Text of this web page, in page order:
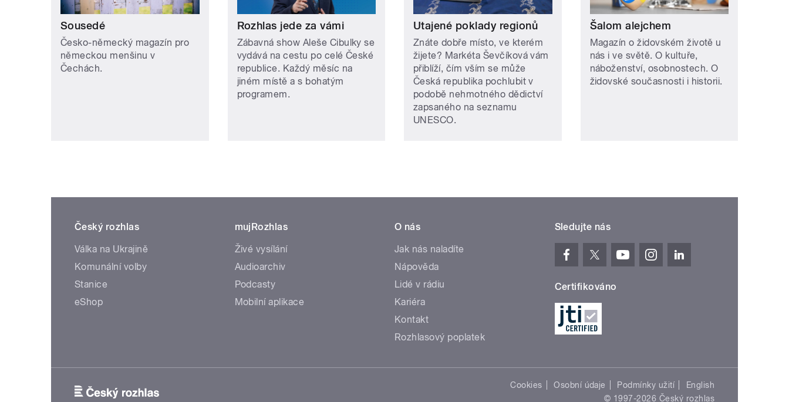
Sousedé
Česko-německý magazín pro
německou menšinu v
Čechách.
Rozhlas jede za vámi
Zábavná show Aleše Cibulky se
vydává na cestu po celé České
republice. Každý měsíc na
jiném místě a s bohatým
programem.
Utajené poklady regionů
Znáte dobře místo, ve kterém
žijete? Markéta Ševčíková vám
přiblíží, čím vším se může
Česká republika pochlubit v
podobě nehmotného dědictví
zapsaného na seznamu
UNESCO.
Šalom alejchem
Magazín o židovském životě u
nás i ve světě. O kultuře,
náboženství, osobnostech. O
židovské současnosti i historii.
Český rozhlas
Válka na Ukrajině
Komunální volby
Stanice
eShop
mujRozhlas
Živé vysílání
Audioarchiv
Podcasty
Mobilní aplikace
O nás
Jak nás naladíte
Nápověda
Lidé v rádiu
Kariéra
Kontakt
Rozhlasový poplatek
Sledujte nás
Certifikováno
Cookies Osobní údaje Podmínky užití
English
© 1997-2026 Český rozhlas